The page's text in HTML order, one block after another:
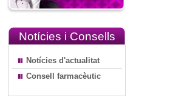
Notícies i Consells
Notícies d'actualitat
Consell farmacèutic